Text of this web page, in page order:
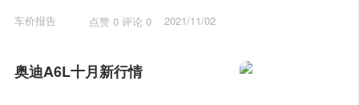
车价报告 点赞 0 评论 0
2021/11/02
奥迪A6L十月新行情